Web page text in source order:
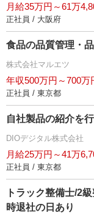
月給35万円～61万
正社員 / 大阪府
食品の品質管理・
株式会社マルエツ
年収500万円～700万
正社員 / 東京都
自社製品の紹介を
DIOデジタル株式会社
月給25万円～41万
正社員 / 東京都
トラック整備士/2
時退社の日あり